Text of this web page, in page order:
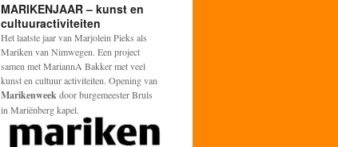
MARIKENJAAR – kunst en
cultuuractiviteiten
Het laatste jaar van Marjolein Pieks als
Mariken van Nimwegen. Een project
samen met MariannA Bakker met veel
kunst en cultuur activiteiten. Opening van
Marikenweekdoor burgemeester Bruls
in Mariënberg kapel.